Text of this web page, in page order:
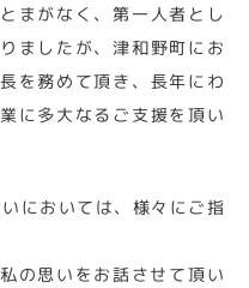
まがなく、第一人者とし
ましたが、津和野町にお
を務めて頂き、長年にわ
に多大なるご支援を頂い
においては、様々にご指
の思いをお話させて頂い